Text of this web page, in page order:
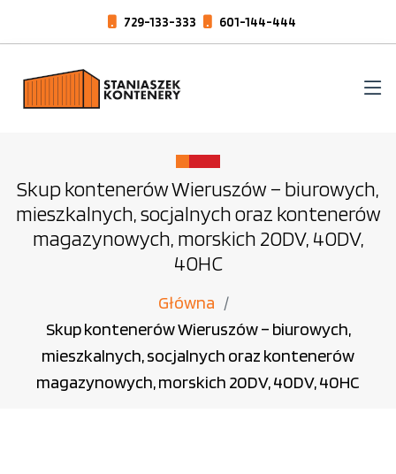
729-133-333 601-144-444
Skup kontenerów Wieruszów – biurowych,
mieszkalnych, socjalnych oraz kontenerów
magazynowych, morskich 20DV, 40DV,
40HC
Główna
Skup kontenerów Wieruszów – biurowych,
mieszkalnych, socjalnych oraz kontenerów
magazynowych, morskich 20DV, 40DV, 40HC